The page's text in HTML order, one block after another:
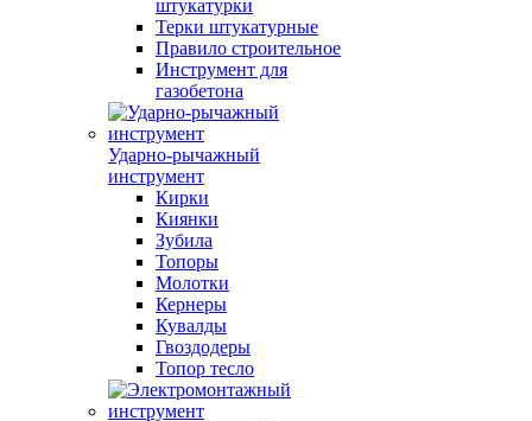
штукатурки
Терки штукатурные
Правило строительное
Инструмент для
газобетона
Ударно-рычажный
инструмент
Кирки
Киянки
Зубила
Топоры
Молотки
Кернеры
Кувалды
Гвоздодеры
Топор тесло